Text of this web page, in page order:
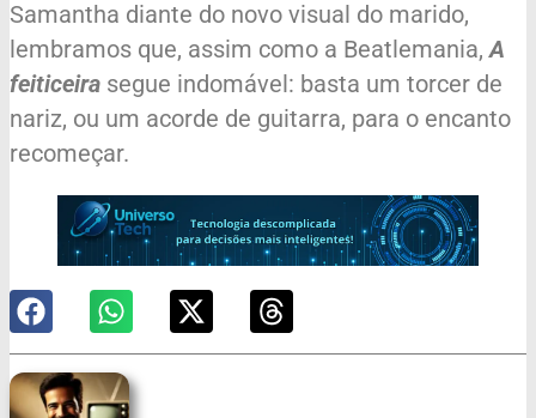
Samantha diante do novo visual do marido,
lembramos que, assim como a Beatlemania,A
feiticeira segue indomável: basta um torcer de
nariz, ou um acorde de guitarra, para o encanto
recomeçar.